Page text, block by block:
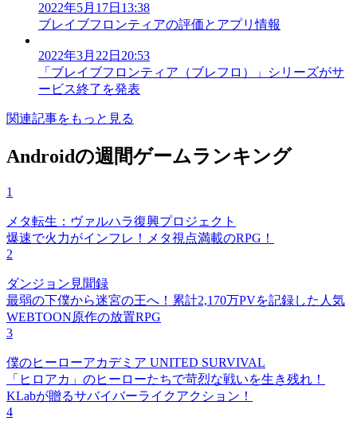
2022年5月17日13:38
ブレイブフロンティアの評価とアプリ情報
2022年3月22日20:53
「ブレイブフロンティア（ブレフロ）」シリーズがサ
ービス終了を発表
関連記事をもっと見る
Androidの週間ゲームランキング
1
メタ転生：ヴァルハラ復興プロジェクト
爆速で火力がインフレ！メタ視点満載のRPG！
2
ダンジョン見聞録
最弱の下僕から迷宮の王へ！累計2,170万PVを記録した人気
WEBTOON原作の放置RPG
3
僕のヒーローアカデミア UNITED SURVIVAL
「ヒロアカ」のヒーローたちで苛烈な戦いを生き残れ！
KLabが贈るサバイバーライクアクション！
4